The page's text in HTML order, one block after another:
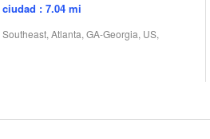
: 7.04 mi
Atlanta, GA-Georgia, US,